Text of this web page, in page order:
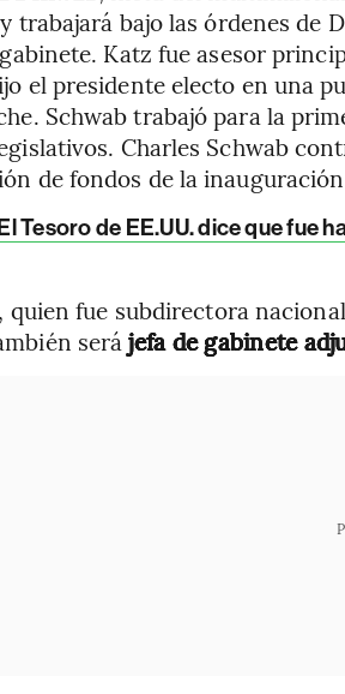
trabajará bajo las órdenes de
Katz fue asesor
el presidente electo en una
Schwab trabajó para la
Charles Schwab
de fondos de la
Tesoro de EE.UU. dice que fue
quien fue subdirectora
será jefa de gabinete